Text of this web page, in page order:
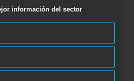
información del sector